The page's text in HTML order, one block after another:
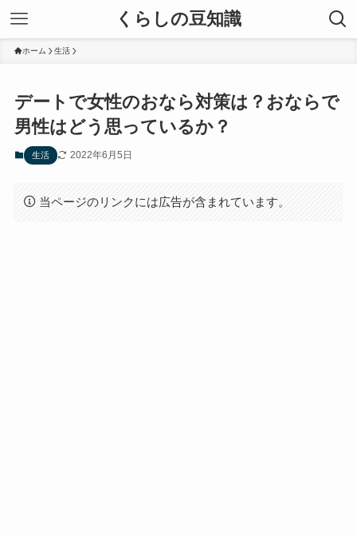
くらしの豆知識
ホーム 生活
デートで女性のおなら対策は？おならで
男性はどう思っているか？
生活 2022年6月5日
当ページのリンクには広告が含まれています。